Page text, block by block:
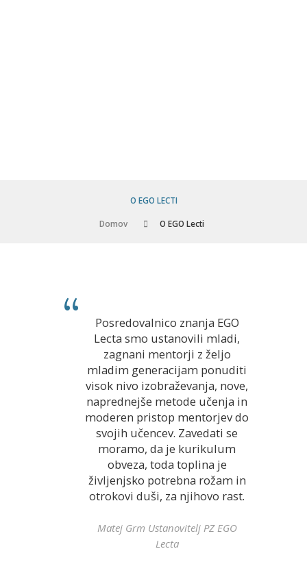
O EGO LECTI
Domov O EGO Lecti
Posredovalnico znanja EGO
Lecta smo ustanovili mladi,
zagnani mentorji z željo
mladim generacijam ponuditi
visok nivo izobraževanja, nove,
naprednejše metode učenja in
moderen pristop mentorjev do
svojih učencev. Zavedati se
moramo, da je kurikulum
obveza, toda toplina je
življenjsko potrebna rožam in
otrokovi duši, za njihovo rast.
Matej Grm Ustanovitelj PZ EGO
Lecta